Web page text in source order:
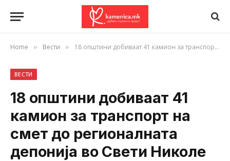
Home » Вести » 18 општини добиваат 41 камион за транспорт на смет до регионалната депонија во Свети Николе
ВЕСТИ
18 општини добиваат 41
камион за транспорт на
смет до регионалната
депонија во Свети Николе